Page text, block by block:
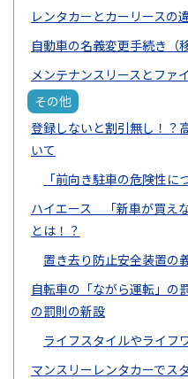
レンタカーとカーリースの
自動車の名義変更手続き（
メンテナンスリースとファ
その他
登録しないと割引無し！？
いて
「前向き駐車の危険性に
ハイエース 「新車が買え
とは！？
置き去り防止安全装置の
自転車の「ながら運転」の
の罰則の新設
ライフスタイルやライフ
マンスリーレンタカーでス